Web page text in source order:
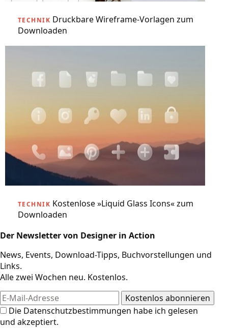
TECHNIK Druckbare Wireframe-Vorlagen zum
Downloaden
TECHNIK Kostenlose »Liquid Glass Icons« zum
Downloaden
Der Newsletter von Designer in Action
News, Events, Download-Tipps, Buchvorstellungen und
Links.
Alle zwei Wochen neu. Kostenlos.
Die Datenschutzbestimmungen habe ich gelesen
und akzeptiert.